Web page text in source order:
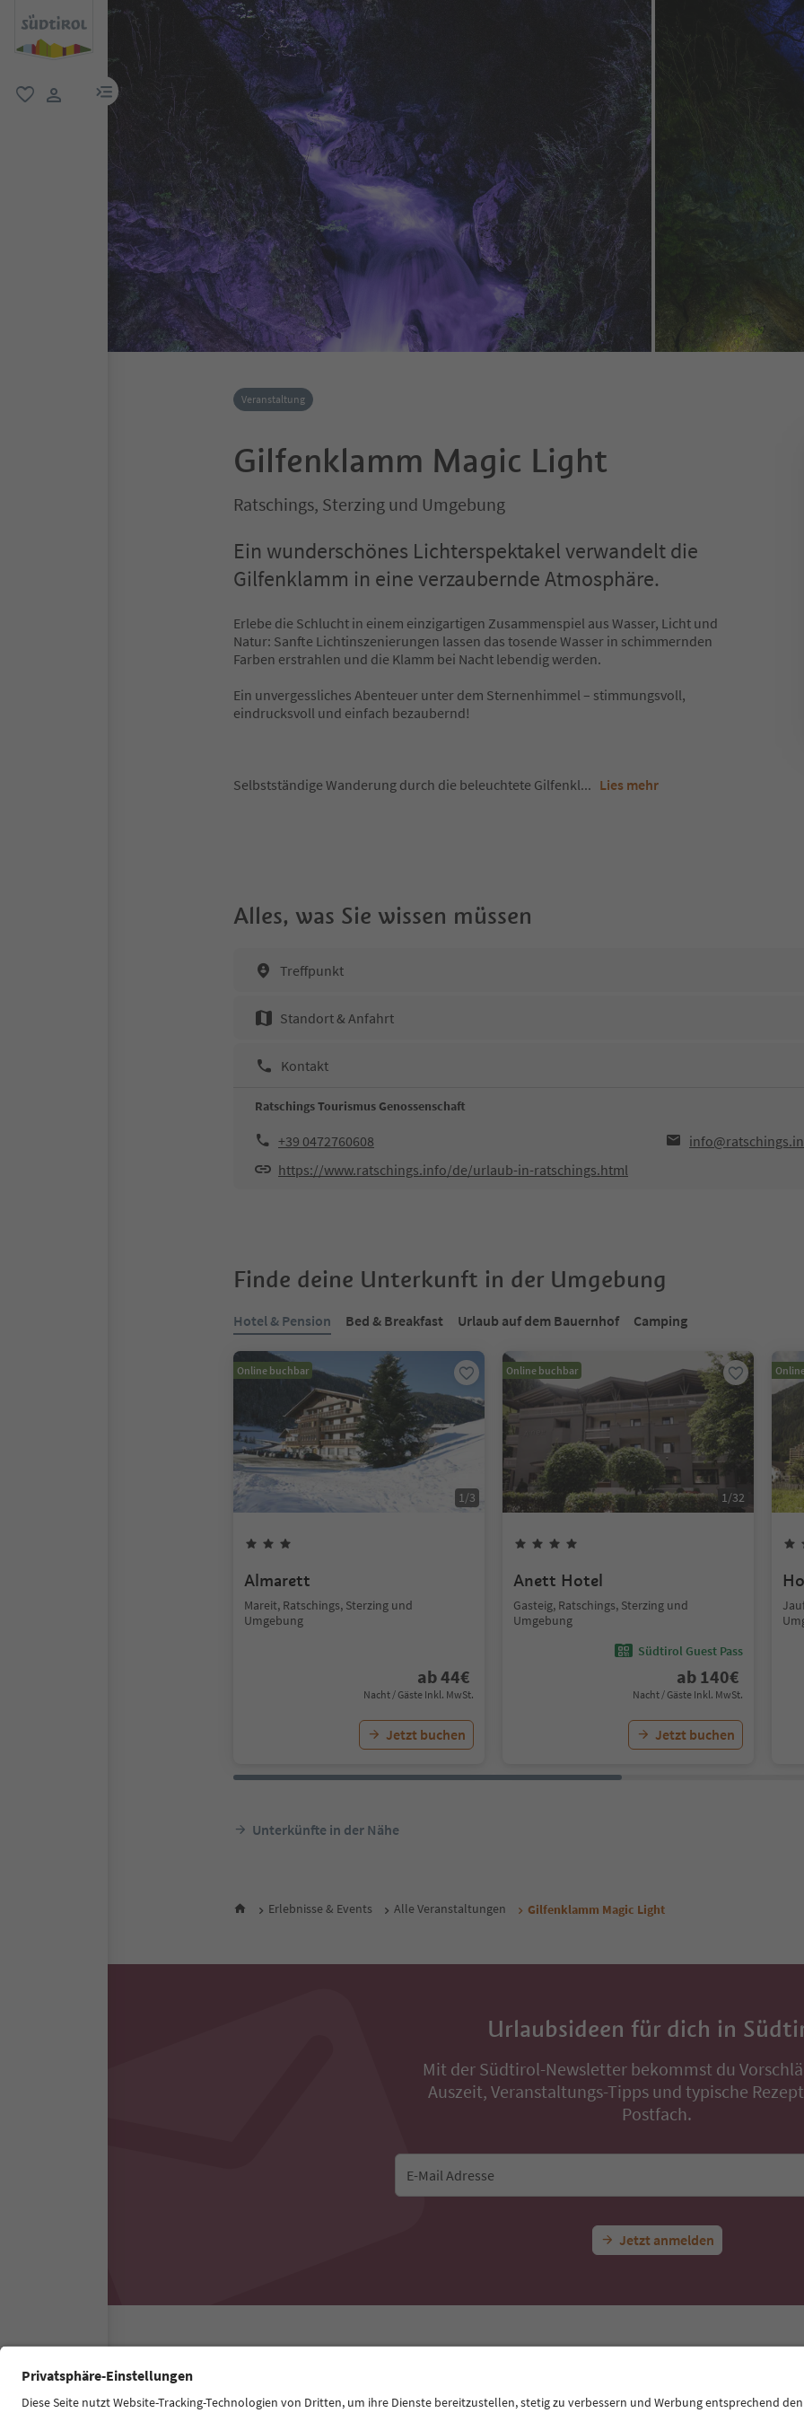
menu link
Veranstaltung
Gilfenklamm Magic Light
Ratschings, Sterzing und Umgebung
Ein wunderschönes Lichterspektakel verwandelt die
Gilfenklamm in eine verzaubernde Atmosphäre.
Erlebe die Schlucht in einem einzigartigen Zusammenspiel aus Wasser, Licht und
Natur: Sanfte Lichtinszenierungen lassen das tosende Wasser in schimmernden
Farben erstrahlen und die Klamm bei Nacht lebendig werden.
Ein unvergessliches Abenteuer unter dem Sternenhimmel – stimmungsvoll,
eindrucksvoll und einfach bezaubernd!
Selbstständige Wanderung durch die beleuchtete Gilfenkl... Lies mehr
Alles, was Sie wissen müssen
Treffpunkt
Standort & Anfahrt
Kontakt
Ratschings Tourismus Genossenschaft
+39 0472760608
https://www.ratschings.info/de/urlaub-in-ratschings.html
Finde deine Unterkunft in der Umgebung
Hotel & Pension Bed & Breakfast Urlaub auf dem Bauernhof Camping
Online buchbar
1/3
Almarett
Mareit, Ratschings, Sterzing und
Umgebung
ab44€
Nacht / Gäste Inkl. MwSt.
Jetzt buchen
Online buchbar
1/32
Anett Hotel
Gasteig, Ratschings, Sterzing und
Umgebung
Südtirol Guest Pass
ab 140€
Nacht / Gäste Inkl. MwSt.
Jetzt buchen
Unterkünfte in der Nähe
Erlebnisse & Events Alle Veranstaltungen Gilfenklamm Magic Light
Urlaubsideen für dich in
Mit der Südtirol-Newsletter bekommst du
Auszeit, Veranstaltungs-Tipps und typische
Postfach.
E-Mail Adresse
Jetzt anmelden